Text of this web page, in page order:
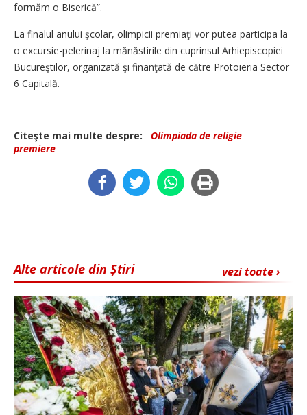
formăm o Biserică”.
La finalul anului şcolar, olimpicii premiaţi vor putea participa la
o excursie-pelerinaj la mănăstirile din cuprinsul Arhiepiscopiei
Bucureştilor, organizată şi finanţată de către Protoieria Sector
6 Capitală.
Citeşte mai multe despre: Olimpiada de religie -
premiere
vezi toate ›
Alte articole din Știri